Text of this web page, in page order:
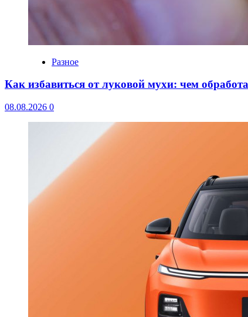
Разное
Как избавиться от луковой мухи: чем
08.08.2026 0